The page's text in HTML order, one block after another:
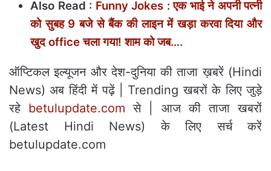
Also Read : Funny Jokes : एक भाई ने अपनी पत्नी
को सुबह 9 बजे से बैंक की लाइन में खड़ा करवा दिया और
खुद office चला गया! शाम को जब….
ऑप्टिकल इल्‍यूजन और देश-दुनिया की ताजा ख़बरें (Hindi
News) अब हिंदी में पढ़ें | Trending खबरों के लिए जुड़े
रहे betulupdate.com से | आज की ताजा खबरों
(Latest Hindi News) के लिए सर्च करें
betulupdate.com